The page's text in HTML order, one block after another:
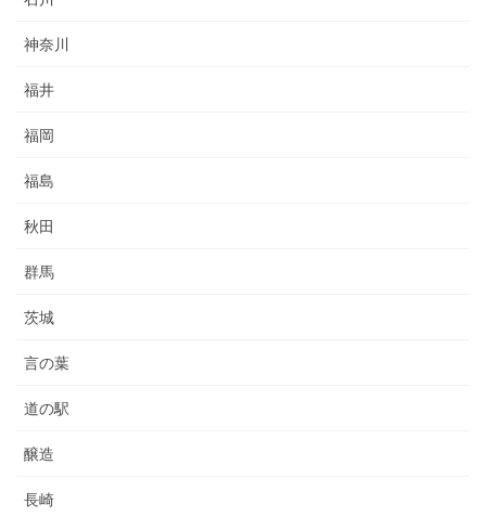
神奈川
福井
福岡
福島
秋田
群馬
茨城
言の葉
道の駅
醸造
長崎